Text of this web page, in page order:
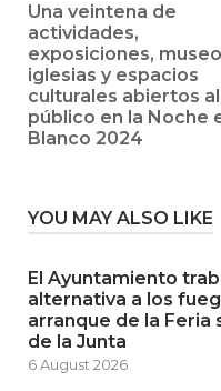
Una veintena de
actividades,
exposiciones,
iglesias y espacios
culturales abiertos al
público en la Noche
Blanco 2024
YOU MAY ALSO LIKE
El Ayuntamiento
alternativa a los
arranque de la Feria
de la Junta
6 August 2026